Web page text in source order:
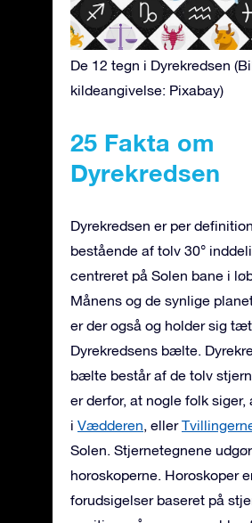
De 12 tegn i Dyrekredsen
kildeangivelse: Pixabay)
25 Fakta om
Dyrekredsen
Dyrekredsen er per
bestående af tolv 30°
centreret på Solen bane i
Månens og de synlige
er der også og holder sig
Dyrekredsens bælte.
bælte består af de tolv
er derfor, at nogle folk siger,
i Vædderen, eller
Solen. Stjernetegnene udgør
horoskoperne. Horoskoper
forudsigelser baseret på